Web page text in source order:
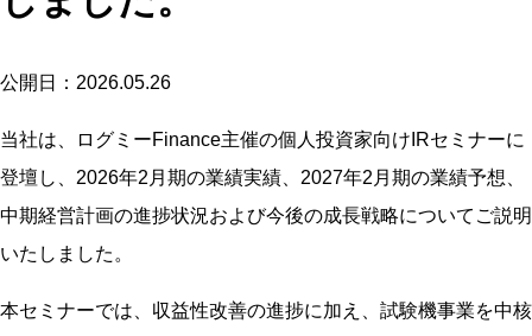
公開日：2026.05.26
当社は、ログミーFinance主催の個人投資家向けIRセミナーに
登壇し、2026年2月期の業績実績、2027年2月期の業績予想、
中期経営計画の進捗状況および今後の成長戦略についてご説明
いたしました。
本セミナーでは、収益性改善の進捗に加え、試験機事業を中核